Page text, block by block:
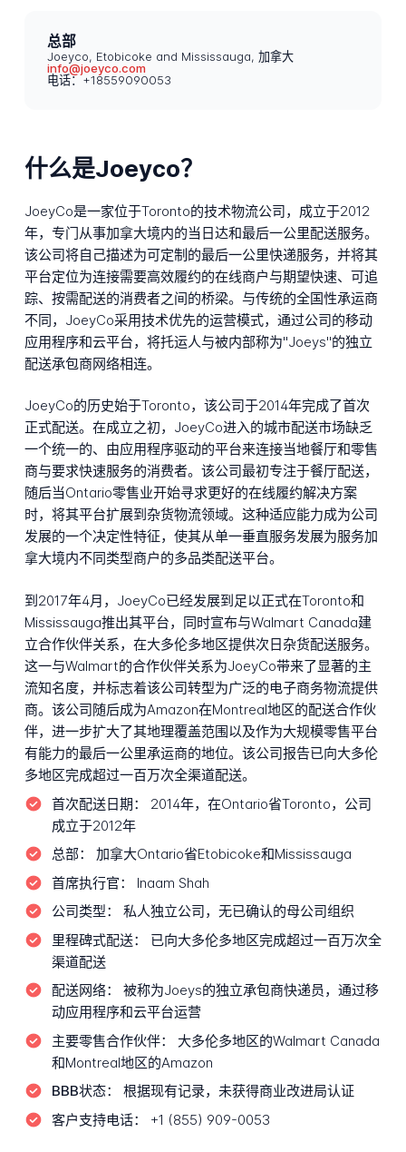
总部
Joeyco, Etobicoke and Mississauga, 加拿大
info@joeyco.com
电话：+18559090053
什么是Joeyco？
JoeyCo是一家位于Toronto的技术物流公司，成立于2012
年，专门从事加拿大境内的当日达和最后一公里配送服务。
该公司将自己描述为可定制的最后一公里快递服务，并将其
平台定位为连接需要高效履约的在线商户与期望快速、可追
踪、按需配送的消费者之间的桥梁。与传统的全国性承运商
不同，JoeyCo采用技术优先的运营模式，通过公司的移动
应用程序和云平台，将托运人与被内部称为"Joeys"的独立
配送承包商网络相连。
JoeyCo的历史始于Toronto，该公司于2014年完成了首次
正式配送。在成立之初，JoeyCo进入的城市配送市场缺乏
一个统一的、由应用程序驱动的平台来连接当地餐厅和零售
商与要求快速服务的消费者。该公司最初专注于餐厅配送，
随后当Ontario零售业开始寻求更好的在线履约解决方案
时，将其平台扩展到杂货物流领域。这种适应能力成为公司
发展的一个决定性特征，使其从单一垂直服务发展为服务加
拿大境内不同类型商户的多品类配送平台。
到2017年4月，JoeyCo已经发展到足以正式在Toronto和
Mississauga推出其平台，同时宣布与Walmart Canada建
立合作伙伴关系，在大多伦多地区提供次日杂货配送服务。
这一与Walmart的合作伙伴关系为JoeyCo带来了显著的主
流知名度，并标志着该公司转型为广泛的电子商务物流提供
商。该公司随后成为Amazon在Montreal地区的配送合作伙
伴，进一步扩大了其地理覆盖范围以及作为大规模零售平台
有能力的最后一公里承运商的地位。该公司报告已向大多伦
多地区完成超过一百万次全渠道配送。
首次配送日期：
2014年，在Ontario省Toronto，公司
成立于2012年
总部：
加拿大Ontario省Etobicoke和Mississauga
首席执行官：
Inaam Shah
公司类型：
私人独立公司，无已确认的母公司组织
里程碑式配送：
已向大多伦多地区完成超过一百万次全
渠道配送
配送网络：
被称为Joeys的独立承包商快递员，通过移
动应用程序和云平台运营
主要零售合作伙伴：
大多伦多地区的Walmart Canada
和Montreal地区的Amazon
BBB状态：
根据现有记录，未获得商业改进局认证
客户支持电话：
+1 (855) 909-0053